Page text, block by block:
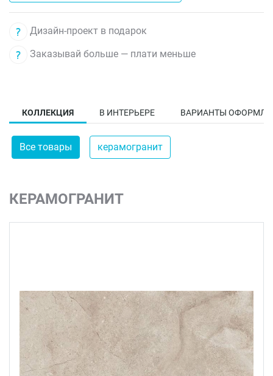
Дизайн-проект в подарок
Заказывай больше — плати меньше
КОЛЛЕКЦИЯ В ИНТЕРЬЕРЕ ВАРИАНТЫ
Все товары керамогранит
КЕРАМОГРАНИТ